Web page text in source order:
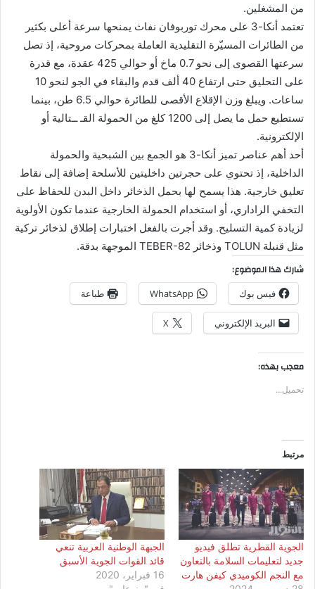
من المشغلين.
تعتمد أنكا-3 على محرك توربوفان نفاث يمنحها سرعة أعلى بكثير
من الطائرات المسيّرة التقليدية العاملة بمحركات مروحية، إذ تصل
سرعتها القصوى إلى نحو 0.7 ماخ أو حوالي 425 عقدة، مع قدرة
على التحليق حتى ارتفاع 40 ألف قدم والبقاء في الجو لنحو 10
ساعات. ويبلغ وزن الإقلاع الأقصى للطائرة حوالي 6.5 طن، بينما
تستطيع حمل ما يصل إلى 1200 كلغ من الحمولة القـ ــتالية أو
الإلكترونية.
أحد أهم عناصر تميز أنكا-3 هو الجمع بين الشبحية والحمولة
الداخلية، إذ تحتوي على حجرتين داخليتين للأسلحة إضافة إلى نقاط
تعليق خارجية. هذا يسمح لها بحمل الذخائر داخل البدن للحفاظ على
التخفي الراداري، أو استخدام الحمولة الخارجية عندما تكون الأولوية
لزيادة كمية التسليح. وقد أجرت بالفعل اختبارات إطلاق لذخائر تركية
مثل قنبلة TOLUN وذخائر TEBER-82 الموجهة بدقة.
شارك هذا الموضوع:
فيس بوك WhatsApp طباعة
البريد الإلكتروني X
معجب بهذه:
تحميل...
مرتبط
الجوية القطرية تطلق فيديو
جديد لتعليمات السلامة بالتعاون
مع النجم الكوميدي كيفن هارت
الجبهة الوطنية العربية تنعي
قائد القوات الجوية الأسبق
16 فبراير، 2020